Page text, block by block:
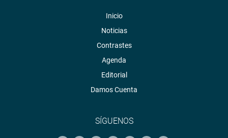
Inicio
Noticias
Contrastes
Agenda
Editorial
Damos Cuenta
SÍGUENOS